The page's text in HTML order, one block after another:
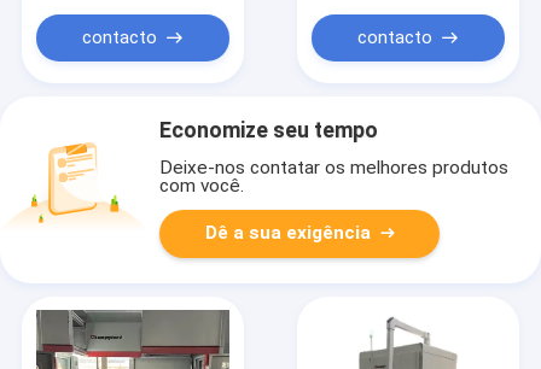
contacto contacto
Economize seu tempo
Deixe-nos contatar os melhores produtos
com você.
Dê a sua exigência